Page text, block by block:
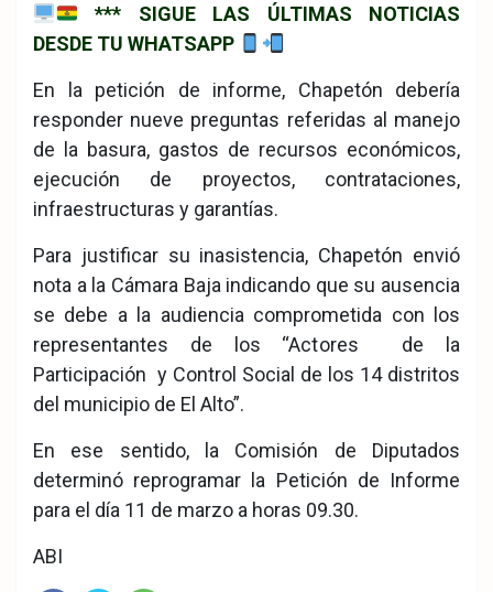
*** SIGUE LAS ÚLTIMAS NOTICIAS
DESDE TU WHATSAPP
En la petición de informe, Chapetón debería
responder nueve preguntas referidas al manejo
de la basura, gastos de recursos económicos,
ejecución de proyectos, contrataciones,
infraestructuras y garantías.
Para justificar su inasistencia, Chapetón envió
nota a la Cámara Baja indicando que su ausencia
se debe a la audiencia comprometida con los
representantes de los “Actores de la
Participación y Control Social de los 14 distritos
del municipio de El Alto”.
En ese sentido, la Comisión de Diputados
determinó reprogramar la Petición de Informe
para el día 11 de marzo a horas 09.30.
ABI